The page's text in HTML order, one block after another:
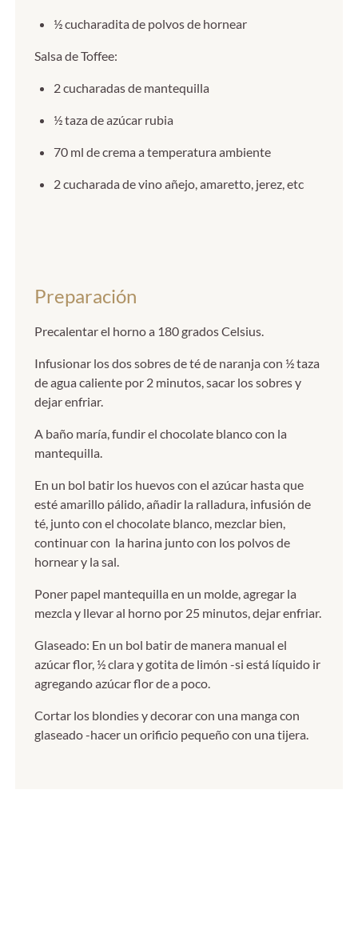
½ cucharadita de polvos de hornear
Salsa de Toffee:
2 cucharadas de mantequilla
½ taza de azúcar rubia
70 ml de crema a temperatura ambiente
2 cucharada de vino añejo, amaretto, jerez, etc
Preparación
Precalentar el horno a 180 grados Celsius.
Infusionar los dos sobres de té de naranja con ½ taza
de agua caliente por 2 minutos, sacar los sobres y
dejar enfriar.
A baño maría, fundir el chocolate blanco con la
mantequilla.
En un bol batir los huevos con el azúcar hasta que
esté amarillo pálido, añadir la ralladura, infusión de
té, junto con el chocolate blanco, mezclar bien,
continuar con la harina junto con los polvos de
hornear y la sal.
Poner papel mantequilla en un molde, agregar la
mezcla y llevar al horno por 25 minutos, dejar enfriar.
Glaseado: En un bol batir de manera manual el
azúcar flor, ½ clara y gotita de limón -si está líquido ir
agregando azúcar flor de a poco.
Cortar los blondies y decorar con una manga con
glaseado -hacer un orificio pequeño con una tijera.